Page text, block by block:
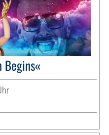
Begins«